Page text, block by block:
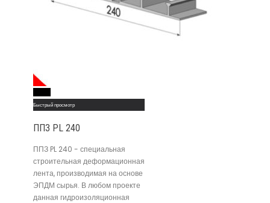
Быстрый просмотр
ППЗ PL 240
ППЗ PL 240 - специальная
строительная деформационная
лента, производимая на основе
ЭПДМ сырья. В любом проекте
данная гидроизоляционная